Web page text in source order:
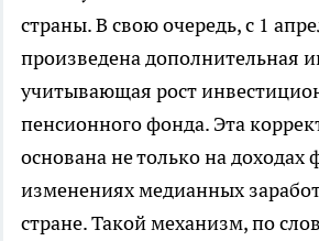
страны. В свою очередь, с 1
произведена дополнительная
учитывающая рост
пенсионного фонда. Эта
основана не только на доходах
изменениях медианных
стране. Такой механизм, по